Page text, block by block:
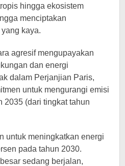
hingga ekosistem
menciptakan
kaya.
agresif mengupayakan
dan energi
dalam Perjanjian Paris,
untuk mengurangi emisi
2035 (dari tingkat tahun
untuk meningkatkan energi
pada tahun 2030.
sedang berjalan,